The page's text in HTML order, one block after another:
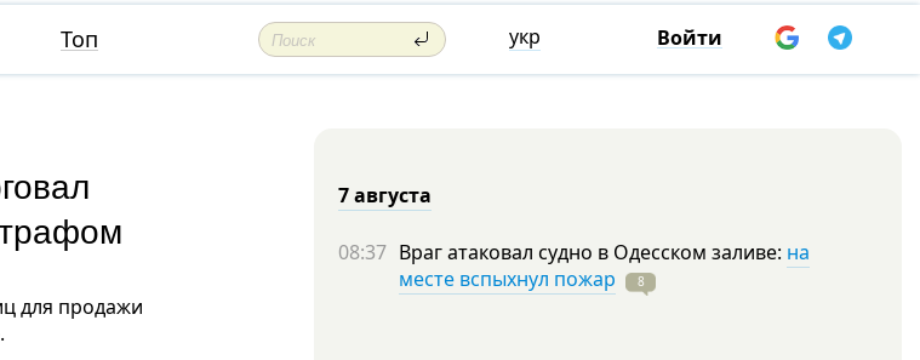
Топ укр Войти
для продажи
7 августа
08:37 Враг атаковал судно в Одесском заливе: на
месте вспыхнул пожар
8